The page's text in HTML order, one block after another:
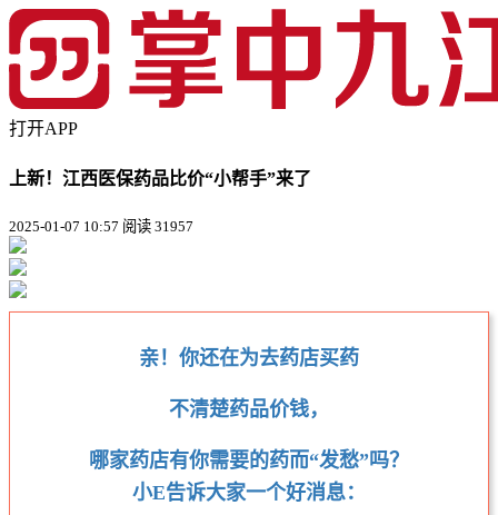
打开APP
上新！江西医保药品比价“小帮手”来了
2025-01-07 10:57 阅读 31957
亲！你还在为去药店买药
不清楚药品价钱，
哪家药店有你需要的药而“发愁”吗？
小E告诉大家一个好消息：